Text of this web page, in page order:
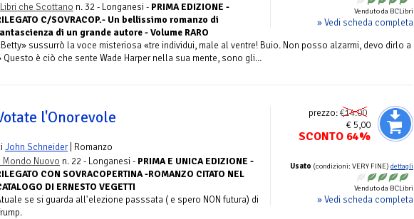
Venduto da BCLibri
» Vedi scheda completa
che Scottano n. 32 - Longanesi - PRIMA EDIZIONE -
C/SOVRACOP.- Un bellissimo romanzo di
di un grande autore - Volume RARO
sussurrò la voce misteriosa «tre individui, male al ventre! Buio. Non posso alzarmi, devo dirlo a
Questo è ciò che sente Wade Harper nella sua mente, sono gli...
prezzo:€14.00
€ 5,00
SCONTO 64%
Usato (condizioni: VERY FINE) dettagli
Venduto da BCLibri
» Vedi scheda completa
l'Onorevole
John Schneider| Romanzo
Mondo Nuovo n. 22 - Longanesi - PRIMA E UNICA EDIZIONE -
CON SOVRACOPERTINA -ROMANZO CITATO NEL
DI ERNESTO VEGETTI
se si guarda all'elezione passsata ( e spero NON futura) di